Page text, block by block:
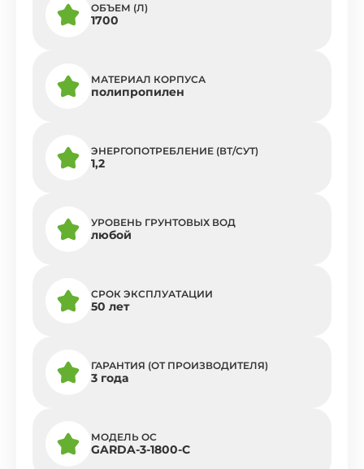
ОБЪЕМ (Л)
1700
МАТЕРИАЛ КОРПУСА
полипропилен
ЭНЕРГОПОТРЕБЛЕНИЕ (ВТ/СУТ)
1,2
УРОВЕНЬ ГРУНТОВЫХ ВОД
любой
СРОК ЭКСПЛУАТАЦИИ
50 лет
ГАРАНТИЯ (ОТ ПРОИЗВОДИТЕЛЯ)
3 года
МОДЕЛЬ ОС
GARDA-3-1800-C